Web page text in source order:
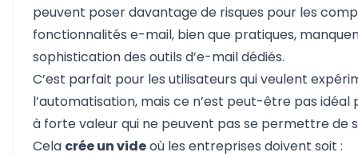
peuvent poser davantage de risques pour les
fonctionnalités e-mail, bien que pratiques,
sophistication des outils d’e-mail dédiés.
C’est parfait pour les utilisateurs qui veulent
l’automatisation, mais ce n’est peut-être pas
à forte valeur qui ne peuvent pas se permettre de
Cela crée un videoù les entreprises doivent soit :